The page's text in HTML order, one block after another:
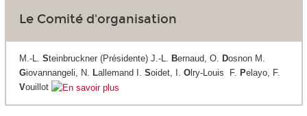
Le Comité d'organisation
M.-L. Steinbruckner (Présidente) J.-L. Bernaud, O. Dosnon M.
Giovannangeli, N. Lallemand I. Soidet, I. Olry-Louis F. Pelayo, F.
Vouillot